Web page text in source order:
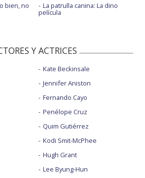
bien, no
La patrulla canina: La dino
película
Y ACTRICES
Kate Beckinsale
Jennifer Aniston
Fernando Cayo
Penélope Cruz
Quim Gutiérrez
Kodi Smit-McPhee
Hugh Grant
Lee Byung-Hun